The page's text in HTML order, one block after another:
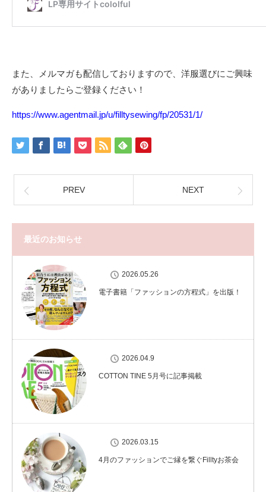
また、メルマガも配信しておりますので、洋服選びにご興味
がありましたらご登録ください！
https://www.agentmail.jp/u/filltysewing/fp/20531/1/
PREV NEXT
最近のお知らせ
2026.05.26
電子書籍「ファッションの方程式」を出版！
2026.04.9
COTTON TINE 5月号に記事掲載
2026.03.15
4月のファッションでご縁を繋ぐFilltyお茶会